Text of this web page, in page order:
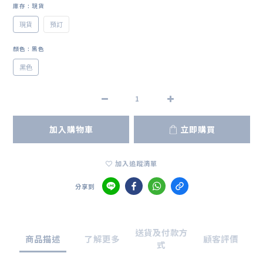
庫存 : 現貨
現貨 預訂
顏色 : 黑色
黑色
加入購物車 立即購買
加入追蹤清單
分享到
商品描述 了解更多
送貨及付款方
式
顧客評價